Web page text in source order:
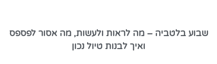
שבוע בלטביה – מה לראות ולעשות, מה אסור לפספס
ואיך לבנות טיול נכון